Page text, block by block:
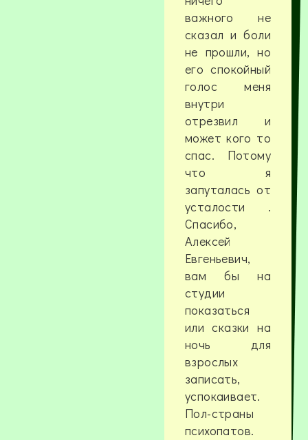
важного не
сказал и боли
не прошли, но
его спокойный
голос меня
внутри
отрезвил и
может кого то
спас. Потому
что я
запуталась от
усталости .
Спасибо,
Алексей
Евгеньевич,
вам бы на
студии
показаться
или сказки на
ночь для
взрослых
записать,
успокаивает.
Пол-страны
психопатов.